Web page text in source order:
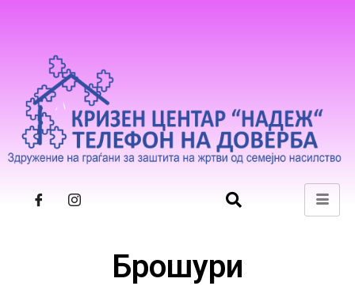
Брошури